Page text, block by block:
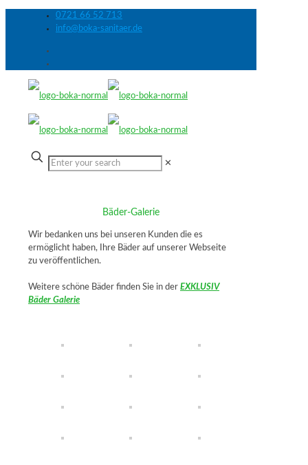
0721 66 52 713
info@boka-sanitaer.de
✕
Bäder-Galerie
Wir bedanken uns bei unseren Kunden die es
ermöglicht haben, Ihre Bäder auf unserer Webseite
zu veröffentlichen.
Weitere schöne Bäder finden Sie in der EXKLUSIV
Bäder Galerie